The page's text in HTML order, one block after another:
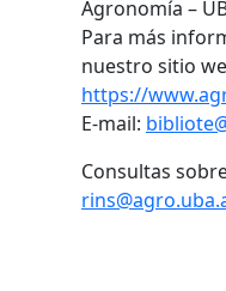
Agronomía –
Para más
nuestro sitio
https://
E-mail:
Consultas